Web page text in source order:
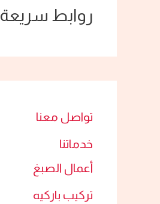
روابط سريعة
تواصل معنا
خدماتنا
أعمال الصبغ​
تركيب باركيه